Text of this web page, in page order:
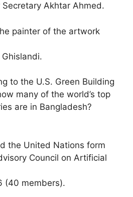
Secretary Akhtar Ahmed.
painter of the artwork
to the U.S. Green Building
many of the world’s top
are in Bangladesh?
the United Nations form
Council on Artificial
(40 members).